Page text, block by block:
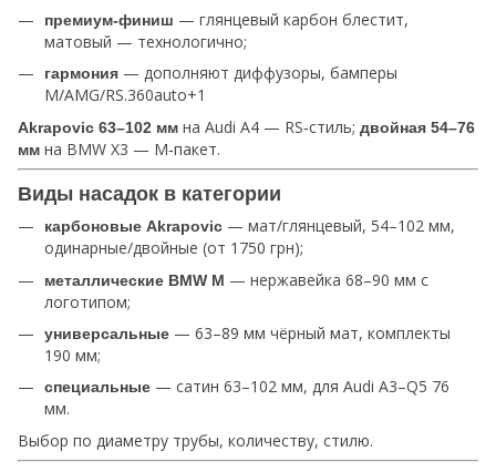
премиум‑финиш — глянцевый карбон блестит,
матовый — технологично;
гармония — дополняют диффузоры, бамперы
M/AMG/RS.360auto+1
Akrapovic 63–102 мм на Audi A4 — RS‑стиль; двойная 54–76
мм на BMW X3 — M‑пакет.
Виды насадок в категории
карбоновые Akrapovic — мат/глянцевый, 54–102 мм,
одинарные/двойные (от 1750 грн);
металлические BMW M — нержавейка 68–90 мм с
логотипом;
универсальные — 63–89 мм чёрный мат, комплекты
190 мм;
специальные — сатин 63–102 мм, для Audi A3–Q5 76
мм.
Выбор по диаметру трубы, количеству, стилю.